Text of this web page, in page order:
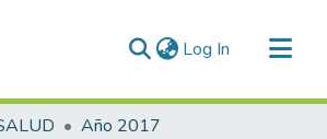
Log In (current)
Año 2017